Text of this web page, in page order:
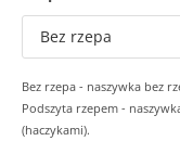
Bez rzepa - naszywka bez
Podszyta rzepem -
(haczykami).